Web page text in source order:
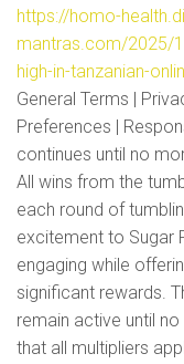
https://homo-
mantras.com/2025/
high-in-tanzanian-
General Terms |
Preferences |
continues until no
All wins from the
each round of
excitement to Sugar
engaging while
significant rewards.
remain active until
that all multipliers